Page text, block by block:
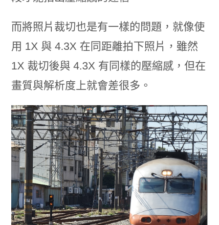
而將照片裁切也是有一樣的問題，就像使
用 1X 與 4.3X 在同距離拍下照片，雖然
1X 裁切後與 4.3X 有同樣的壓縮感，但在
畫質與解析度上就會差很多。